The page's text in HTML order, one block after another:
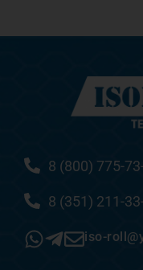
8 (800) 775-
8 (351) 211-
iso-